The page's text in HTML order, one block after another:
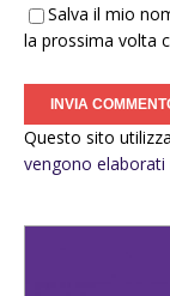
Salva il mio
la prossima volta
Questo sito
vengono